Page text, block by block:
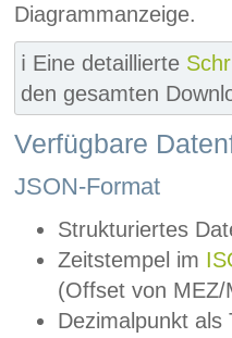
Diagrammanzeige.
ℹ️ Eine detaillierte
den gesamten
Verfügbare
JSON-Format
Strukturiertes
Zeitstempel im
(Offset von MEZ/
Dezimalpunkt als